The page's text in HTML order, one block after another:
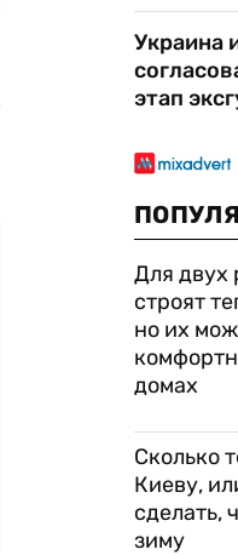
Украина
этап
Для двух
строят
но их
домах
Сколько
Киеву,
сделать,
зиму